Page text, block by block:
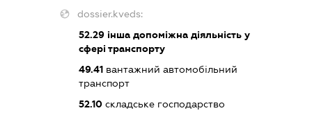
dossier.kveds:
52.29 інша допоміжна діяльність у
сфері транспорту
49.41 вантажний автомобільний
транспорт
52.10 складське господарство